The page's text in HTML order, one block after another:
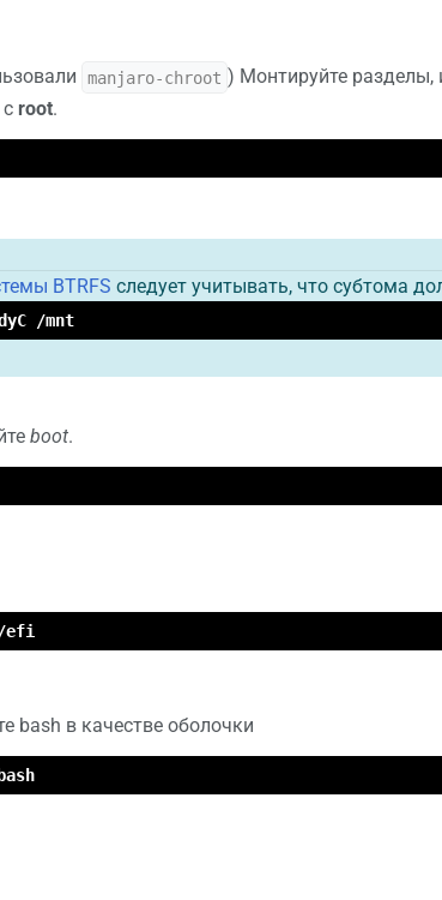
manjaro-chroot ) Монтируйте разделы,
root.
BTRFS следует учитывать, что субтома
/mnt
boot.
efi
bash в качестве оболочки